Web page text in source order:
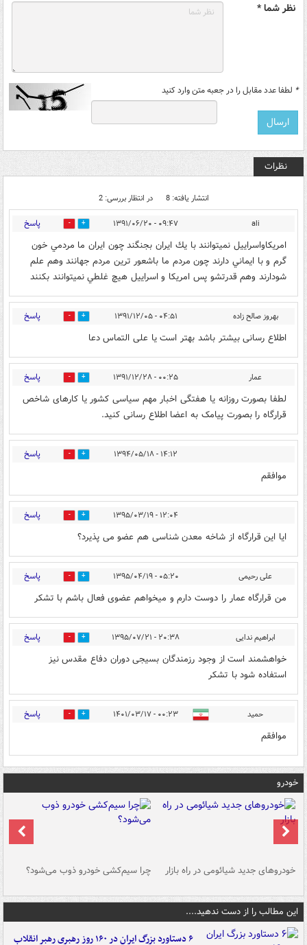
نظر شما *
* لطفا عدد مقابل را در جعبه متن وارد کنید
نظرات
انتشار یافته: 8 در انتظار بررسی: 2
ali ۰۹:۴۷ - ۱۳۹۱/۰۶/۲۰ 1 پاسخ
امريكاواسراييل نميتوانند با يك ايران بجنگند چون ايران ما مردمي خون
گرم و با ايماني دارند چون مردم ما باشعور ترين مردم جهانند وهم علم
شودارند وهم قدرتشو پس امريكا و اسراييل هيچ غلطي نميتوانند بكنند
بهروز صالح زاده ۰۴:۵۱ - ۱۳۹۱/۱۲/۰۵ 0 پاسخ
اطلاع رسانی بیشتر باشد بهتر است یا علی التماس دعا
عمار ۰۰:۲۵ - ۱۳۹۱/۱۲/۲۸ 0 پاسخ
لطفا بصورت روزانه یا هفتگی اخبار مهم سیاسی کشور یا کارهای شاخص
قرارگاه را بصورت پیامک به اعضا اطلاع رسانی کنید.
۱۴:۱۲ - ۱۳۹۴/۰۵/۱۸ 0 پاسخ
موافقم
۱۲:۰۴ - ۱۳۹۵/۰۳/۱۹ 1 پاسخ
ایا این قرارگاه از شاخه معدن شناسی هم عضو می پذیرد؟
علی رحیمی ۰۵:۲۰ - ۱۳۹۵/۰۴/۱۹ 0 پاسخ
من قرارگاه عمار را دوست دارم و میخواهم عضوی فعال باشم با تشکر
ابراهیم ندایی ۲۰:۳۸ - ۱۳۹۵/۰۷/۲۱ 0 پاسخ
خواهشمند است از وجود رزمندگان بسیجی دوران دفاع مقدس نیز
استفاده شود با تشکر
حمید ۰۰:۲۳ - ۱۴۰۱/۰۳/۱۷ 0 پاسخ
موافقم
خودرو
خودروهای جدید شیائومی در راه بازار چرا سیم‌کشی خودرو ذوب می‌شود؟
این مطالب را از دست ندهید....
۶ دستاورد بزرگ ایران در ۱۶۰ روز رهبری رهبر انقلاب